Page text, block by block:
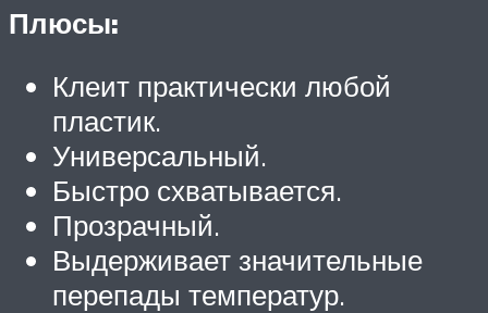
Плюсы:
Клеит практически любой
пластик.
Универсальный.
Быстро схватывается.
Прозрачный.
Выдерживает значительные
перепады температур.